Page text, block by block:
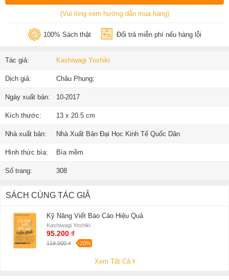
(Vui lòng xem hướng dẫn mua hàng)
100% Sách thật Đổi trả miễn phí nếu hàng lỗi
Tác giả: Kashiwagi Yoshiki
Dịch giả: Châu Phụng;
Ngày xuất bản: 10-2017
Kích thước: 13 x 20.5 cm
Nhà xuất bản: Nhà Xuất Bản Đại Học Kinh Tế Quốc Dân
Hình thức bìa: Bìa mềm
Số trang: 308
SÁCH CÙNG TÁC GIẢ
Kỹ Năng Viết Báo Cáo Hiệu Quả
Kashiwagi Yoshiki
95.200 ₫
119.000 ₫ -20%
Xem Tất Cả